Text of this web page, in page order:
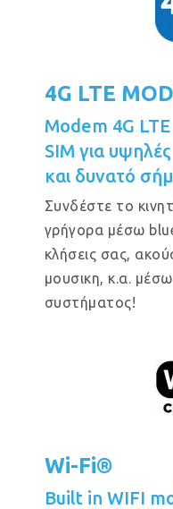
4G LTE
Modem 4G
SIM για
και δυνατό
Συνδέστε το
γρήγορα μέσω
κλήσεις σας,
μουσικη, κ.α.
συστήματος!
Wi-Fi®
Built in WIFI